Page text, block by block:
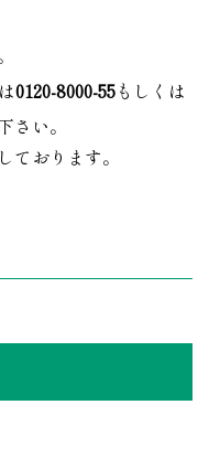
0120-8000-55もしくは
さい。
おります。